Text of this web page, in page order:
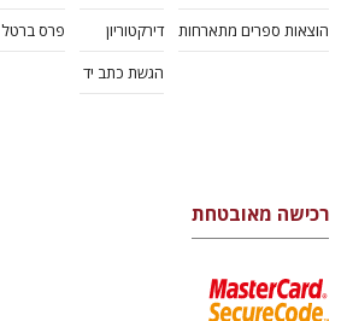
הוצאות ספרים מתארחות
דירקטוריון
הגשת כתב יד
פרס ברטל
רכישה מאובטחת